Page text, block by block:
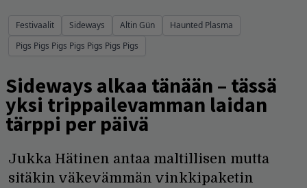
Festivaalit Sideways Altin Gün
Haunted Plasma
Pigs Pigs Pigs Pigs Pigs Pigs Pigs
Sideways alkaa tänään – tässä
yksi trippailevamman laidan
tärppi per päivä
Jukka Hätinen antaa maltillisen mutta
sitäkin väkevämmän vinkkipaketin